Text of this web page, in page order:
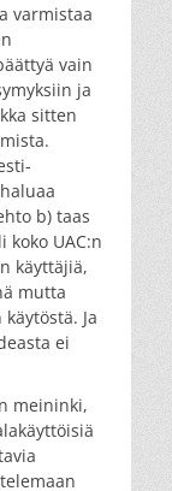
varmistaa
vain
ja
sitten
b) taas
UAC:n
käyttäjiä,
mutta
Ja
ei
meininki,